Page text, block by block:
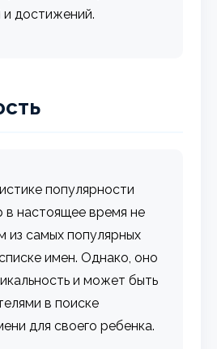
достижений.
популярности
в настоящее время не
из самых популярных
имен. Однако, оно
и может быть
в поиске
для своего ребенка.